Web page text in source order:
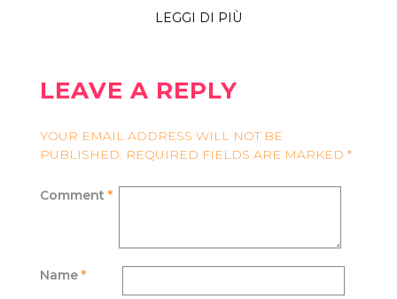
LEGGI DI PIÙ
LEAVE A REPLY
YOUR EMAIL ADDRESS WILL NOT BE
PUBLISHED. REQUIRED FIELDS ARE MARKED *
Comment *
Name *